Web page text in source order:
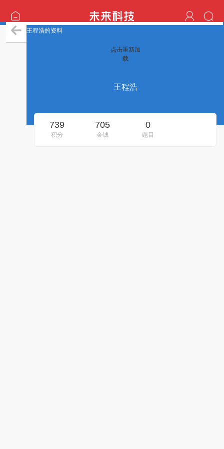
王程浩的资料
点击重新加
载
王程浩
739
积分
705
金钱
0
题目